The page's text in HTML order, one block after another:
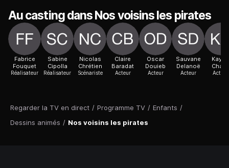
Regarder la TV en direct / Programme TV / Enfants /
Dessins animés / Nos voisins les pirates
Au casting dans Nos voisins les pirates
Fabrice
Fouquet
Réalisateur
Sabine
Cipolla
Réalisateur
Nicolas
Chrétien
Scénariste
Claire
Baradat
Acteur
Oscar
Douieb
Acteur
Sauvane
Delanoë
Acteur Actrice